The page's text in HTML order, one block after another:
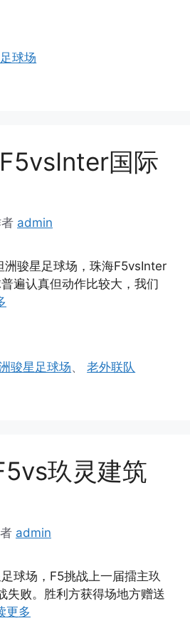
球场
国际
admin
洲骏星足球场，珠海F5vsInter
遍认真但动作比较大，我们
骏星足球场、老外联队
玖灵建筑
admin
球场，F5挑战上一届擂主玖
失败。胜利方获得场地方赠送
更多